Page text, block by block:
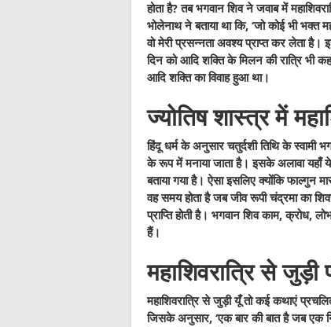
होता है? तब भगवान शिव ने जवाब में
भोलेनाथ ने बताया था कि, ‘जो कोई भी भक्त
वो मेरी प्रसन्नता अवश्य प्राप्त कर लेता
दिन को आदि शक्ति के मिलन की रात्रि भी
आदि शक्ति का विवाह हुआ था।
ज्योतिष शास्त्र में
हिंदू धर्म के अनुसार चतुर्दशी तिथि के स्वामी
के रूप में मनाया जाता है। इसके अलावा यहाँ
बताया गया है। ऐसा इसलिए क्योंकि फाल्गुन
वह समय होता है जब जीव रूपी चंद्रमा का
प्राप्ति होती है। भगवान शिव काम, क्रोध,
हैं।
महाशिवरात्रि से जुड़ी
महाशिवरात्रि से जुड़ी यूँ तो कई कथाएं
जिसके अनुसार, ‘एक बार की बात है जब